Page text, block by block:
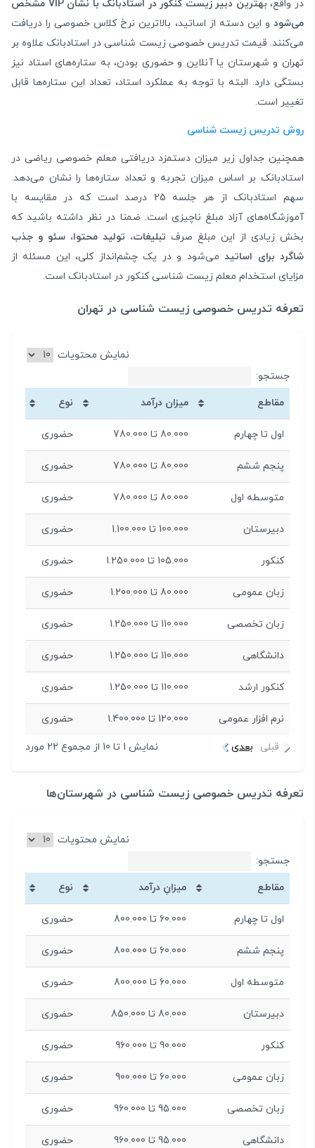
در واقع، بهترین دبیر زیست کنکور در استادبانک با نشان
VIP مشخص
می‌شود و این دسته از اساتید، بالاترین نرخ کلاس خصوصی را دریافت
می‌کنند. قیمت تدریس خصوصی زیست شناسی در استادبانک علاوه بر
تهران و شهرستان یا آنلاین و حضوری بودن، به ستاره‌های استاد نیز
بستگی دارد. البته با توجه به عملکرد استاد، تعداد این ستاره‌ها قابل
تغییر است.
روش تدریس زیست شناسی
همچنین جداول زیر میزان دستمزد دریافتی معلم خصوصی ریاضی در
استادبانک بر اساس میزان تجربه و تعداد ستاره‌ها را نشان می‌دهد.
سهم استادبانک از هر جلسه 25 درصد است که در مقایسه با
آموزشگاه‌های آزاد مبلغ ناچیزی است. ضمنا در نظر داشته باشید که
بخش زیادی از این مبلغ صرف تبلیغات، تولید محتوا، سئو و جذب
شاگرد برای اساتیدمی‌شود و در یک چشم‌انداز کلی، این مسئله از
مزایای استخدام معلم زیست شناسی کنکور در استادبانک است.
تعرفه تدریس خصوصی زیست شناسی در تهران
نمایش محتویات
جستجو:
مقاطع
میزان درآمد نوع
اول تا چهارم 80.000 تا 780.000 حضوری
پنجم ششم 80.000 تا 780.000 حضوری
متوسطه اول 80.000 تا 780.000 حضوری
دبیرستان 100.000 تا 1.100.000 حضوری
کنکور 105.000 تا 1.250.000 حضوری
زبان عمومی 80.000 تا 1.200.000 حضوری
زبان تخصصی 110.000 تا 1.250.000 حضوری
دانشگاهی 110.000 تا 1.250.000 حضوری
کنکور ارشد 110.000 تا 1.250.000 حضوری
نرم افزار عمومی 120.000 تا 1.400.000 حضوری
نمایش 1 تا 10 از مجموع 22 مورد قبلی بعدی
تعرفه تدریس خصوصی زیست شناسی در شهرستان‌ها
نمایش محتویات
جستجو:
مقاطع
میزانِ درآمد نوع
اول تا چهارم 60.000 تا 800.000 حضوری
پنجم ششم 60.000 تا 800.000 حضوری
متوسطه اول 60.000 تا 800.000 حضوری
دبیرستان 80.000 تا 850.000 حضوری
کنکور 90.000 تا 960.000 حضوری
زبان عمومی 60.000 تا 900.000 حضوری
زبان تخصصی 95.000 تا 960.000 حضوری
دانشگاهی 95.000 تا 960.000 حضوری